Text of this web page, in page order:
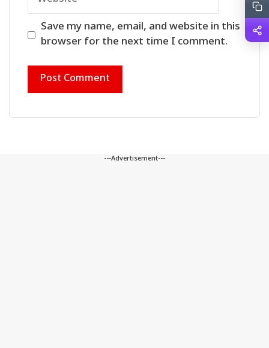
Save my name, email, and website in this
browser for the next time I comment.
---Advertisement---